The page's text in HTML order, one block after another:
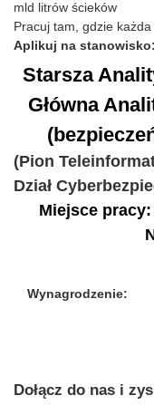
mld litrów ścieków
Pracuj tam, gdzie
Aplikuj na stanowisko:
Starsza
Główna
(Pion
Dział
Miejsce
Wynagrodzenie:
Dołącz do nas i